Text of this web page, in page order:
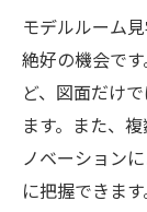
モデルルーム
絶好の機会で
ど、図面だけ
ます。また、
ノベーション
に把握できま